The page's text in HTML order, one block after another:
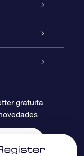
gratuita